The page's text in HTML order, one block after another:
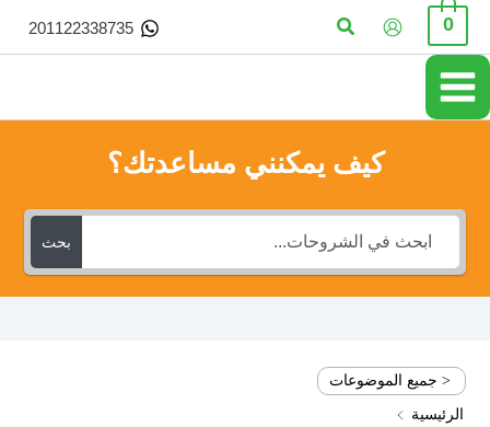
0 البحث 201122338735
كيف يمكنني مساعدتك؟
بحث
< جميع الموضوعات
الرئيسية